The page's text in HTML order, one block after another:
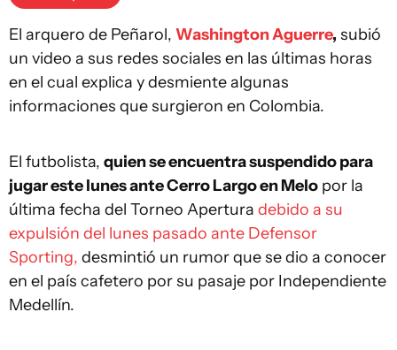
El arquero de Peñarol, Washington Aguerre, subió
un video a sus redes sociales en las últimas horas
en el cual explica y desmiente algunas
informaciones que surgieron en Colombia.
El futbolista, quien se encuentra suspendido para
jugar este lunes ante Cerro Largo en Melo por la
última fecha del Torneo Apertura debido a su
expulsión del lunes pasado ante Defensor
Sporting, desmintió un rumor que se dio a conocer
en el país cafetero por su pasaje por Independiente
Medellín.